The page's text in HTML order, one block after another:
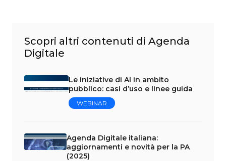
Scopri altri contenuti di Agenda
Digitale
Le iniziative di AI in ambito
pubblico: casi d’uso e linee guida
WEBINAR
Agenda Digitale italiana:
aggiornamenti e novità per la PA
(2025)